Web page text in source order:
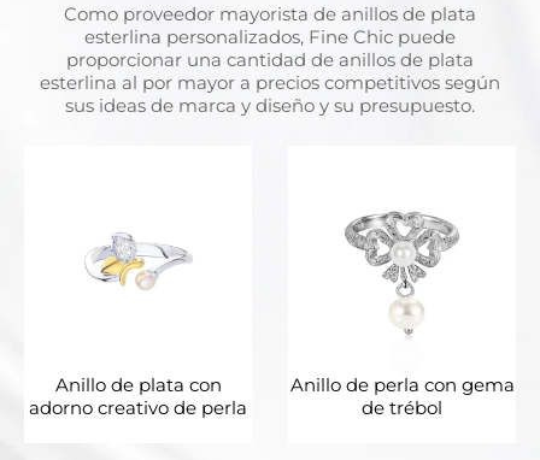
Como proveedor mayorista de anillos de plata
esterlina personalizados, Fine Chic puede
proporcionar una cantidad de anillos de plata
esterlina al por mayor a precios competitivos según
sus ideas de marca y diseño y su presupuesto.
Anillo de plata con
adorno creativo de perla
Anillo de perla con gema
de trébol